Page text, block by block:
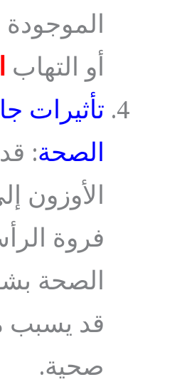
أو التهاب
تأثيرات
الصحة:
الأوزون
فروة
الصحة
قد يسبب
صحية.